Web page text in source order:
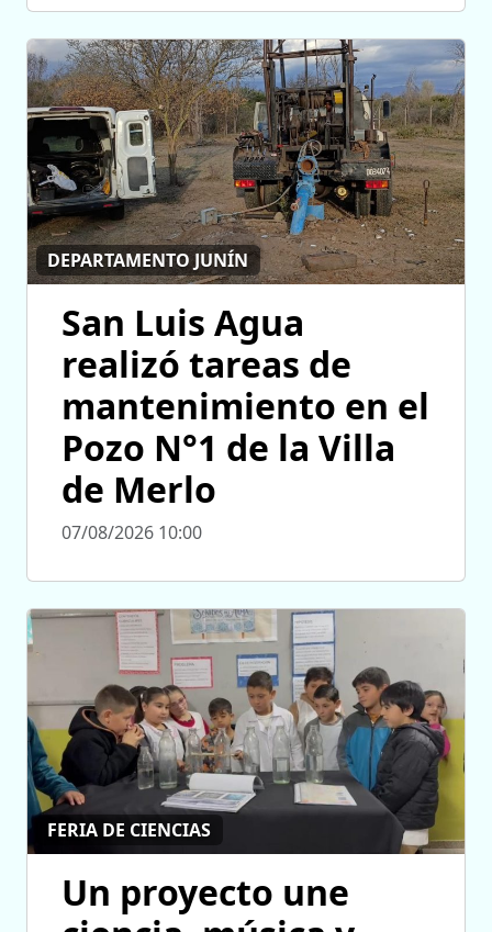
DEPARTAMENTO JUNÍN
San Luis Agua
realizó tareas de
mantenimiento en el
Pozo N°1 de la Villa
de Merlo
07/08/2026 10:00
FERIA DE CIENCIAS
Un proyecto une